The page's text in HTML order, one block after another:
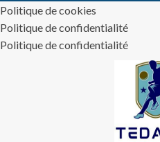
Politique de cookies
Politique de confidentialité
Politique de confidentialité